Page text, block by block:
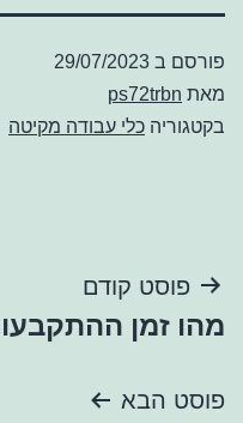
פורסם ב 29/07/2023
מאת ps72trbn
בקטגוריה כלי עבודה מקיטה
ניווט
פוסט קודם
מהו זמן
פוסט הבא